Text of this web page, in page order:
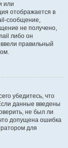
или
отображается в
сообщение,
не получено,
либо он
правильный
убедитесь, что
данные введены
не был ли
допущена ошибка
для